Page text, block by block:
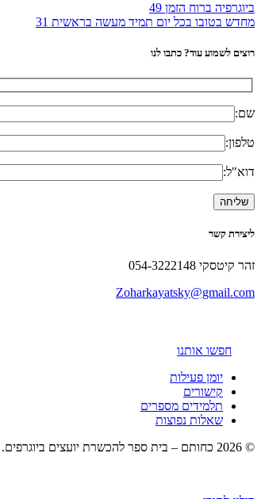
ביוגרפיה ברוח הזמן 49
מחדש בטובו בכל יום תמיד מעשה בראשית 31
רוצים לשמוע עוד? כתבו לנו
שם:
טלפון:
דוא"ל:
ליצירת קשר
זהר קיטסקי 054-3222148
Zoharkayatsky@gmail.com
חפשו אותנו
יומן פעילות
קישורים
תלמידים מספרים
שאלות נפוצות
© 2026 כחותם – בית ספר להכשרת יועצים ביוגרפים. עיצוב -